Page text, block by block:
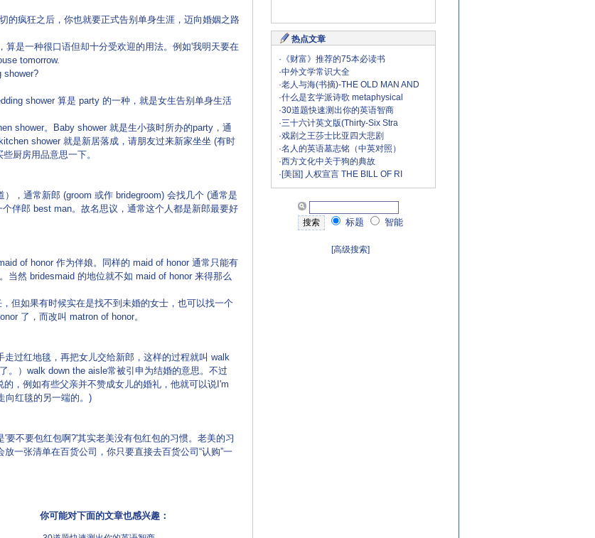
的疯狂之后，你也就要正式告别单身生涯，迈向婚姻之路
是一种很口语但却十分受欢迎的用法。例如'我明天要在
tomorrow.
shower?
shower 算是 party 的一种，就是女生告别单身生活
shower。Baby shower 就是生小孩时所办的party，通
shower 就是新居落成，请朋友过来新家坐坐 (有时
厨房用品意思一下。
通常新郎 (groom 或作 bridegroom) 会找几个 (通常是
伴郎 best man。故名思议，通常这个人都是新郎最要好
of honor 作为伴娘。同样的 maid of honor 通常只能有
当然 bridesmaid 的地位就不如 maid of honor 来得那么
如果有时候实在是找不到未婚的女士，也可以找一个
了，而改叫 matron of honor。
过红地毯，再把女儿交给新郎，这样的过程就叫 walk
。）walk down the aisle常被引申为结婚的意思。不过
，例如有些父亲并不赞成女儿的婚礼，他就可以说I'm
向红毯的另一端的。)
不要包红包啊?'其实老美没有包红包的习惯。老美的习
一张清单在百货公司，你只要直接去百货公司“认购”一
你可能对下面的文章也感兴趣：
热点文章
· 《财富》推荐的75本必读书
·中外文学常识大全
·老人与海(书摘)-THE OLD MAN AND
·什么是玄学派诗歌 metaphysical
·30道题快速测出你的英语智商
·三十六计英文版(Thirty-Six Stra
·戏剧之王莎士比亚四大悲剧
·名人的英语墓志铭（中英对照）
·西方文化中关于狗的典故
· [美国] 人权宣言 THE BILL OF RI
标题 智能
[高级搜索]